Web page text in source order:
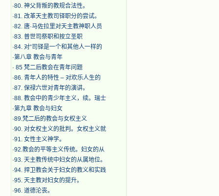
·80. 神父背叛的教规合法性。
·81. 改革天主教司铎职分的尝试。
·82. 唐·马佐拉里对天主教神职人员
·83. 普世司祭职和按立圣职
·84. 对“司铎是一个和其他人一样的
·第八章 教会与青年
· ​ 85 梵二后教会在青年问题
·86. 青年人的特性 – 对欢乐人生的
·87. 保禄六世对青年的演讲。
·88. 教会中的青少年主义，续。瑞士
·第九章 教会与妇女
·89.梵二后的教会与女权主义
·90. 对女权主义的批判。女权主义就
·91. 女性主义神学。
·92.教会的平等主义传统。妇女的从
·93. 天主教传统中妇女的从属地位。
·94. 捍卫教会关于妇女的教义和实践
·95. 天主教对妇女的提升。
·96. 道德沦丧。